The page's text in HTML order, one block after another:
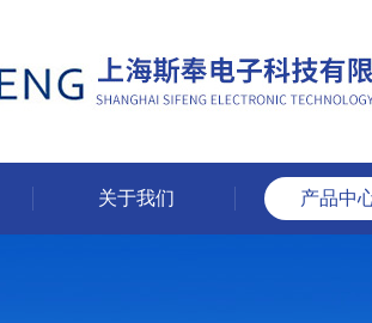
关于我们 产品中